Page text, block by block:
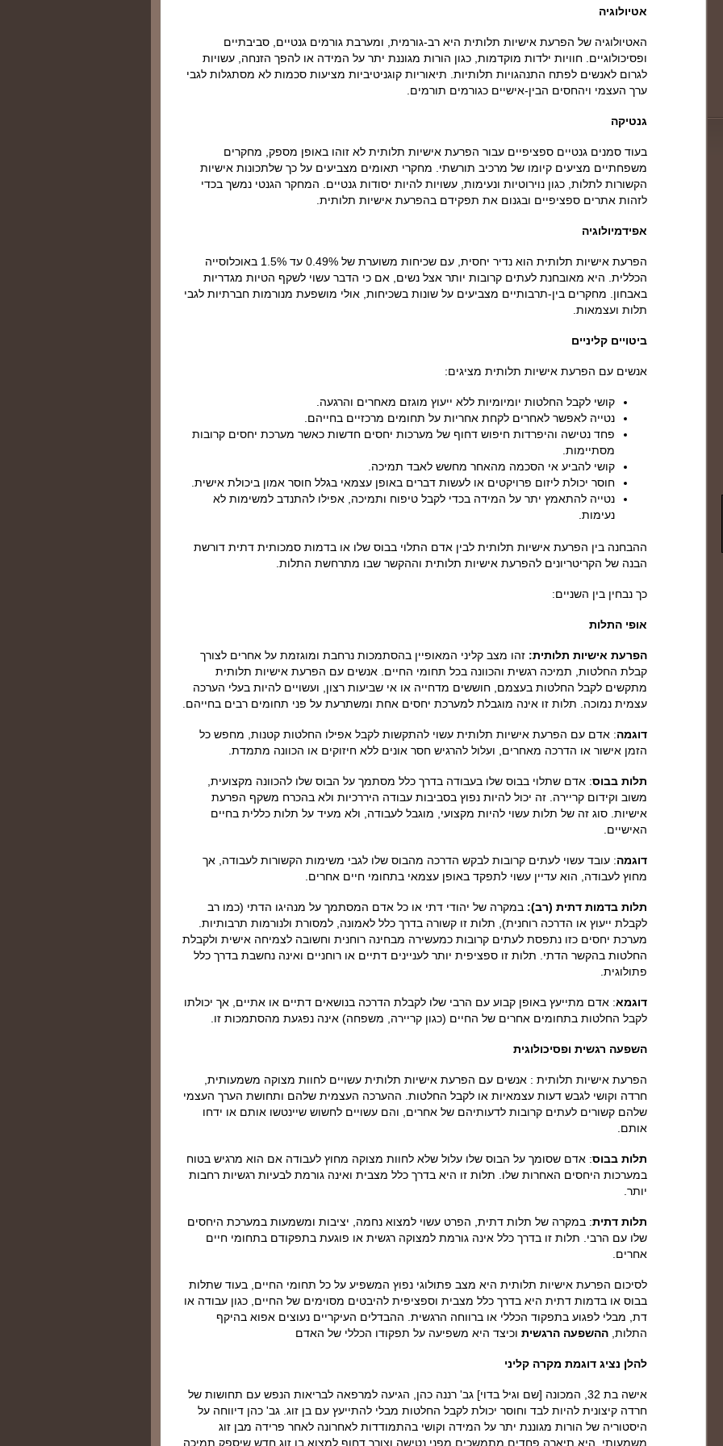
אטיולוגיה
האטיולוגיה של הפרעת אישיות תלותית היא רב-גורמית, ומערבת גורמים גנטיים, סביבתיים
ופסיכולוגיים. חוויות ילדות מוקדמות, כגון הורות מגוננת יתר על המידה או להפך הזנחה, עשויות
לגרום לאנשים לפתח התנהגויות תלותיות. תיאוריות קוגניטיביות מציעות סכמות לא מסתגלות לגבי
ערך העצמי ויהחסים הבין-אישיים כגורמים תורמים.
גנטיקה
בעוד סמנים גנטיים ספציפיים עבור הפרעת אישיות תלותית לא זוהו באופן מספק, מחקרים
משפחתיים מציעים קיומו של מרכיב תורשתי. מחקרי תאומים מצביעים על כך שלתכונות אישיות
הקשורות לתלות, כגון נוירוטיות ונעימות, עשויות להיות יסודות גנטיים. המחקר הגנטי נמשך בכדי
לזהות אתרים ספציפיים ובגנום את תפקידם בהפרעת אישיות תלותית.
אפידמיולוגיה
הפרעת אישיות תלותית הוא נדיר יחסית, עם שכיחות משוערת של 0.49% עד 1.5% באוכלוסייה
הכללית. היא מאובחנת לעתים קרובות יותר אצל נשים, אם כי הדבר עשוי לשקף הטיות מגדריות
באבחון. מחקרים בין-תרבותיים מצביעים על שונות בשכיחות, אולי מושפעת מנורמות חברתיות לגבי
תלות ועצמאות.
ביטויים קליניים
אנשים עם הפרעת אישיות תלותית מציגים:
קושי לקבל החלטות יומיומיות ללא ייעוץ מוגזם מאחרים והרגעה.
נטייה לאפשר לאחרים לקחת אחריות על תחומים מרכזיים בחייהם.
פחד נטישה והיפרדות חיפוש דחוף של מערכות יחסים חדשות כאשר מערכת יחסים קרובות
מסתיימות.
קושי להביע אי הסכמה מהאחר מחשש לאבד תמיכה.
חוסר יכולת ליזום פרויקטים או לעשות דברים באופן עצמאי בגלל חוסר אמון ביכולת אישית.
נטייה להתאמץ יתר על המידה בכדי לקבל טיפוח ותמיכה, אפילו להתנדב למשימות לא
נעימות.
ההבחנה בין הפרעת אישיות תלותית לבין אדם התלוי בבוס שלו או בדמות סמכותית דתית דורשת
הבנה של הקריטריונים להפרעת אישיות תלותית וההקשר שבו מתרחשת התלות.
כך נבחין בין השניים:
אופי התלות
הפרעת אישיות תלותית: זהו מצב קליני המאופיין בהסתמכות נרחבת ומוגזמת על אחרים לצורך
קבלת החלטות, תמיכה רגשית והכוונה בכל תחומי החיים. אנשים עם הפרעת אישיות תלותית
מתקשים לקבל החלטות בעצמם, חוששים מדחייה או אי שביעות רצון, ועשויים להיות בעלי הערכה
עצמית נמוכה. תלות זו אינה מוגבלת למערכת יחסים אחת ומשתרעת על פני תחומים רבים בחייהם.
דוגמה: אדם עם הפרעת אישיות תלותית עשוי להתקשות לקבל אפילו החלטות קטנות, מחפש כל
הזמן אישור או הדרכה מאחרים, ועלול להרגיש חסר אונים ללא חיזוקים או הכוונה מתמדת.
תלות בבוס: אדם שתלוי בבוס שלו בעבודה בדרך כלל מסתמך על הבוס שלו להכוונה מקצועית,
משוב וקידום קריירה. זה יכול להיות נפוץ בסביבות עבודה היררכיות ולא בהכרח משקף הפרעת
אישיות. סוג זה של תלות עשוי להיות מקצועי, מוגבל לעבודה, ולא מעיד על תלות כללית בחיים
האישיים.
דוגמה: עובד עשוי לעתים קרובות לבקש הדרכה מהבוס שלו לגבי משימות הקשורות לעבודה, אך
מחוץ לעבודה, הוא עדיין עשוי לתפקד באופן עצמאי בתחומי חיים אחרים.
תלות בדמות דתית (רב): במקרה של יהודי דתי או כל אדם המסתמך על מנהיגו הדתי (כמו רב
לקבלת ייעוץ או הדרכה רוחנית), תלות זו קשורה בדרך כלל לאמונה, למסורת ולנורמות תרבותיות.
מערכת יחסים כזו נתפסת לעתים קרובות כמעשירה מבחינה רוחנית וחשובה לצמיחה אישית ולקבלת
החלטות בהקשר הדתי. תלות זו ספציפית יותר לעניינים דתיים או רוחניים ואינה נחשבת בדרך כלל
פתולוגית.
דוגמא: אדם מתייעץ באופן קבוע עם הרבי שלו לקבלת הדרכה בנושאים דתיים או אתיים, אך יכולתו
לקבל החלטות בתחומים אחרים של החיים (כגון קריירה, משפחה) אינה נפגעת מהסתמכות זו.
השפעה רגשית ופסיכולוגית
הפרעת אישיות תלותית : אנשים עם הפרעת אישיות תלותית עשויים לחוות מצוקה משמעותית,
חרדה וקושי לגבש דעות עצמאיות או לקבל החלטות. ההערכה העצמית שלהם ותחושת הערך העצמי
שלהם קשורים לעתים קרובות לדעותיהם של אחרים, והם עשויים לחשוש שיינטשו אותם או ידחו
אותם.
תלות בבוס: אדם שסומך על הבוס שלו עלול שלא לחוות מצוקה מחוץ לעבודה אם הוא מרגיש בטוח
במערכות היחסים האחרות שלו. תלות זו היא בדרך כלל מצבית ואינה גורמת לבעיות רגשיות רחבות
יותר.
תלות דתית: במקרה של תלות דתית, הפרט עשוי למצוא נחמה, יציבות ומשמעות במערכת היחסים
שלו עם הרבי. תלות זו בדרך כלל אינה גורמת למצוקה רגשית או פוגעת בתפקודם בתחומי חיים
אחרים.
לסיכום הפרעת אישיות תלותית היא מצב פתולוגי נפוץ המשפיע על כל תחומי החיים, בעוד שתלות
בבוס או בדמות דתית היא בדרך כלל מצבית וספציפית להיבטים מסוימים של החיים, כגון עבודה או
דת, מבלי לפגוע בתפקוד הכללי או ברווחה הרגשית. ההבדלים העיקריים נעוצים אפוא בהיקף
התלות, ההשפעה הרגשית וכיצד היא משפיעה על תפקודו הכללי של האדם
להלן נציג דוגמת מקרה קליני
אישה בת 32, המכונה [שם וגיל בדוי] גב' רננה כהן, הגיעה למרפאה לבריאות הנפש עם תחושות של
חרדה קיצונית להיות לבד וחוסר יכולת לקבל החלטות מבלי להתייעץ עם בן זוג. גב' כהן דיווחה על
היסטוריה של הורות מגוננת יתר על המידה וקושי בהתמודדות לאחרונה לאחר פרידה מבן זוג
משמעותי. היא תיארה פחדים מתמשכים מפני נטישה וצורך דחוף למצוא בן זוג חדש שיספק תמיכה